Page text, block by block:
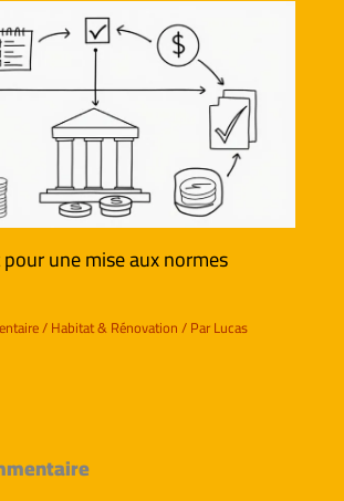
une mise aux normes
/Habitat & Rénovation/ ParLucas